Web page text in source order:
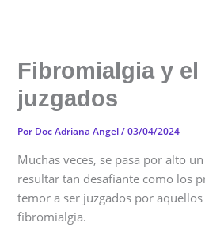
Fibromialgia y
juzgados
Por Doc Adriana Angel/03/04/2024
Muchas veces, se pasa por alto
resultar tan desafiante como los
temor a ser juzgados por
fibromialgia.